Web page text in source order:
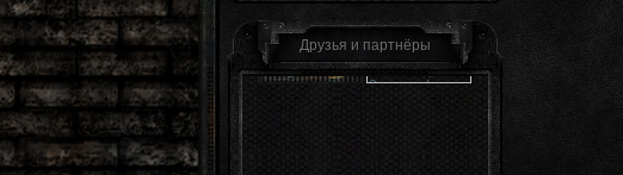
Друзья и партнёры